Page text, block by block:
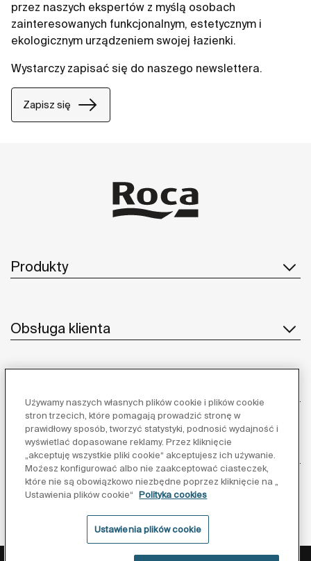
przez naszych ekspertów z myślą osobach
zainteresowanych funkcjonalnym, estetycznym i
ekologicznym urządzeniem swojej łazienki.
Wystarczy zapisać się do naszego newslettera.
Zapisz się
Produkty
Obsługa klienta
Inspiracja
Obserwuj nas:
Używamy naszych własnych plików cookie i plików cookie
stron trzecich, które pomagają prowadzić stronę w
prawidłowy sposób, tworzyć statystyki, podnosić wydajność i
wyświetlać dopasowane reklamy. Przez kliknięcie
„akceptuję wszystkie pliki cookie“ akceptujesz ich używanie.
Możesz konfigurować albo nie zaakceptować ciasteczek,
które nie są obowiązkowo niezbędne poprzez kliknięcie na „
Ustawienia plików cookie“
Polityka cookies
Ustawienia plików cookie